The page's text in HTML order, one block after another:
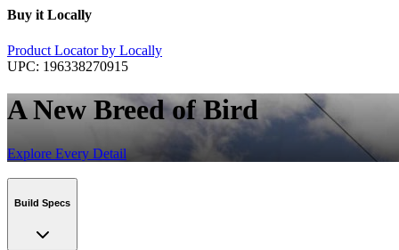
Buy it Locally
Product Locator by Locally
UPC: 196338270915
A New Breed of Bird
Explore Every Detail
Build Specs